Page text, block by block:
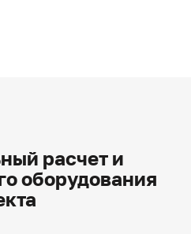
расчет и
оборудования